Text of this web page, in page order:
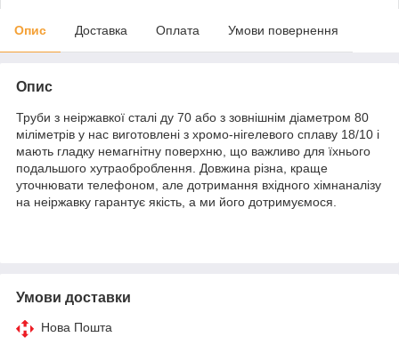
Опис Доставка Оплата Умови повернення
Опис
Труби з неіржавкої сталі ду 70 або з зовнішнім діаметром 80
міліметрів у нас виготовлені з хромо-нігелевого сплаву 18/10 і
мають гладку немагнітну поверхню, що важливо для їхнього
подальшого хутраоброблення. Довжина різна, краще
уточнювати телефоном, але дотримання вхідного хімнаналізу
на неіржавку гарантує якість, а ми його дотримуємося.
Умови доставки
Нова Пошта